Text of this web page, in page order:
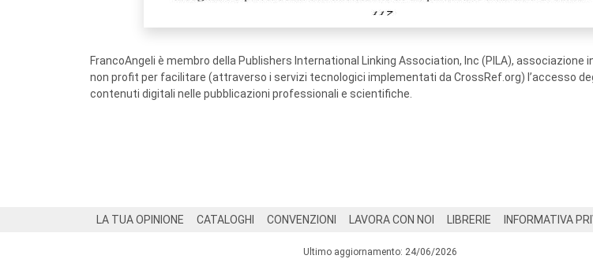
FrancoAngeli è membro della Publishers International Linking Association, Inc (PILA), associazione
non profit per facilitare (attraverso i servizi tecnologici implementati da CrossRef.org) l’accesso
contenuti digitali nelle pubblicazioni professionali e scientifiche.
LA TUA OPINIONE CATALOGHI CONVENZIONI LAVORA CON NOI LIBRERIE INFORMATIVA
Ultimo aggiornamento: 24/06/2026